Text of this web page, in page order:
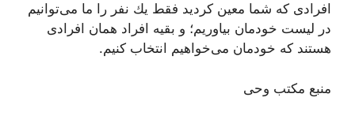
افرادى كه شما معین كردید فقط یك نفر را ما مى‌توانیم
در لیست خودمان بیاوریم؛ و بقیه افراد همان افرادى
هستند كه خودمان مى‌خواهیم انتخاب كنیم.
منبع مکتب وحی